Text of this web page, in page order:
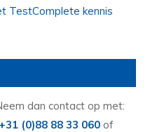
TestComplete kennis
dan contact op met:
+31 (0)88 88 33 060 of